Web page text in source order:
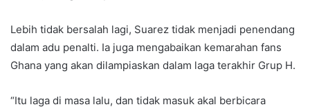
Lebih tidak bersalah lagi, Suarez tidak menjadi penendang
dalam adu penalti. Ia juga mengabaikan kemarahan fans
Ghana yang akan dilampiaskan dalam laga terakhir Grup H.
“Itu laga di masa lalu, dan tidak masuk akal berbicara